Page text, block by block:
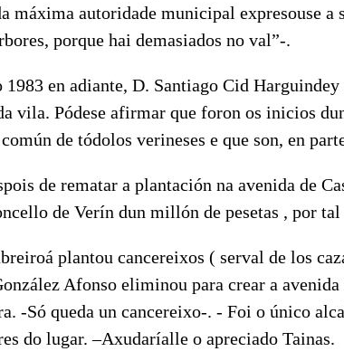
máxima autoridade municipal expresouse a
porque hai demasiados no val”-.
en adiante, D. Santiago Cid Harguindey
vila. Pódese afirmar que foron os inicios
de tódolos verineses e que son, en
de rematar a plantación na avenida de
de Verín dun millón de pesetas , por tal
plantou cancereixos ( serval de los
Afonso eliminou para crear a
-Só queda un cancereixo-. - Foi o único
do lugar. –Axudaríalle o apreciado Tainas.